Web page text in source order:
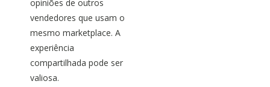
opiniões de outros
vendedores que usam o
mesmo marketplace. A
experiência
compartilhada pode ser
valiosa.